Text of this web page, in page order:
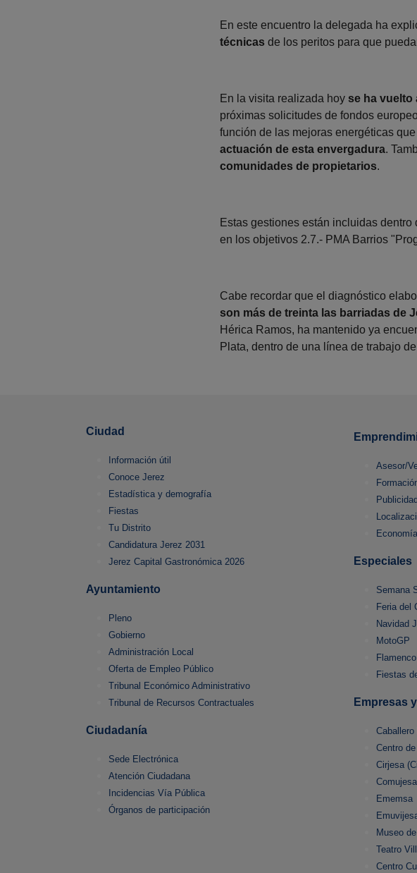
En este encuentro la delegada ha
técnicas de los peritos para que
En la visita realizada hoy se ha vuelto
próximas solicitudes de fondos
función de las mejoras energéticas
actuación de esta envergadura.
comunidades de propietarios.
Estas gestiones están incluidas dentro
en los objetivos 2.7.- PMA Barrios
Cabe recordar que el diagnóstico
son más de treinta las barriadas de
Hérica Ramos, ha mantenido ya
Plata, dentro de una línea de trabajo de
Ciudad
Información útil
Conoce Jerez
Estadística y demografía
Fiestas
Tu Distrito
Candidatura Jerez 2031
Jerez Capital Gastronómica 2026
Ayuntamiento
Pleno
Gobierno
Administración Local
Oferta de Empleo Público
Tribunal Económico Administrativo
Tribunal de Recursos Contractuales
Ciudadanía
Sede Electrónica
Atención Ciudadana
Incidencias Vía Pública
Órganos de participación
Asesor/
Publicidad
Especiales
Semana
Feria del
Navidad
MotoGP
Fiestas
Empresas
Caballero
Centro
Cirjesa
Comujesa
Ememsa
Museo
Teatro
Centro